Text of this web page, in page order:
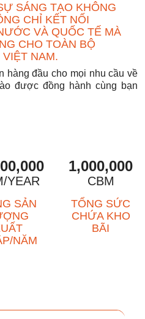
SÁNG TẠO KHÔNG
CHỈ KẾT NỐI
VÀ QUỐC TẾ MÀ
CHO TOÀN BỘ
NAM.
hàng đầu cho mọi nhu cầu về
được đồng hành cùng bạn
YEAR
SẢN
NĂM
1,000,000
CBM
TỔNG SỨC
CHỨA KHO
BÃI